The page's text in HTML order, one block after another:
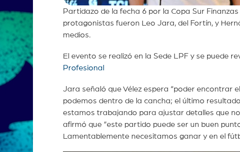
Partidazo de la fecha 6 por la Copa Sur
protagonistas fueron Leo Jara, del Fortín, y
medios.
El evento se realizó en la Sede LPF y se puede
Profesional
Jara señaló que Vélez espera “poder encontrar
podemos dentro de la cancha; el último
estamos trabajando para ajustar detalles que
afirmó que “este partido puede ser un buen
Lamentablemente necesitamos ganar y en el